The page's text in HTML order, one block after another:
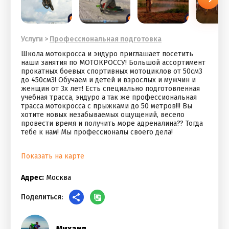
Услуги > Профессиональная подготовка
Школа мотокросса и эндуро приглашает посетить
наши занятия по МОТОКРОССУ! Большой ассортимент
прокатных боевых спортивных мотоциклов от 50см3
до 450см3! Обучаем и детей и взрослых и мужчин и
женщин от 3х лет! Есть специально подготовленная
учебная трасса, эндуро а так же профессиональная
трасса мотокросса с прыжками до 50 метров!!! Вы
хотите новых незабываемых ощущений, весело
провести время и получить море адреналина?? Тогда
тебе к нам! Мы профессионалы своего дела!
Показать на карте
Адрес: Москва
Поделиться: